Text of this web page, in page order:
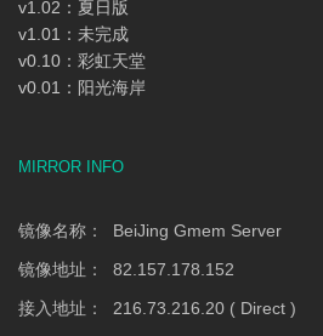
v1.02：夏日版
v1.01：未完成
v0.10：彩虹天堂
v0.01：阳光海岸
MIRROR INFO
镜像名称： BeiJing Gmem Server
镜像地址： 82.157.178.152
接入地址： 216.73.216.20 ( Direct )